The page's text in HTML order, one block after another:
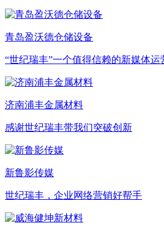
青岛盈沃德仓储设备
“世纪瑞丰”一个值得信赖的新媒体运
济南浦丰金属材料
感谢世纪瑞丰带我们突破创新
新鲁影传媒
世纪瑞丰，企业网络营销好帮手